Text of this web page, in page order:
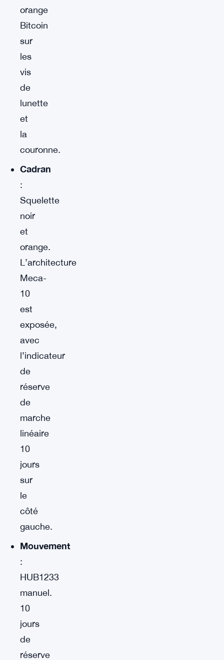
orange
Bitcoin
sur
les
vis
de
lunette
et
la
couronne.
Cadran
:
Squelette
noir
et
orange.
L’architecture
Meca-
10
est
exposée,
avec
l’indicateur
de
réserve
de
marche
linéaire
10
jours
sur
le
côté
gauche.
Mouvement
:
HUB1233
manuel.
10
jours
de
réserve